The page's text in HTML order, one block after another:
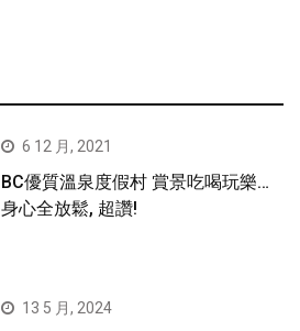
6 12 月, 2021
BC優質溫泉度假村 賞景吃喝玩樂…
身心全放鬆, 超讚!
13 5 月, 2024